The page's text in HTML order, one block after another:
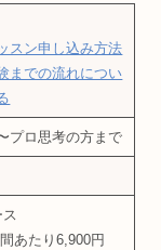
スン申し込み方法
までの流れについ
プロ思考の方まで
ス
あたり6,900円